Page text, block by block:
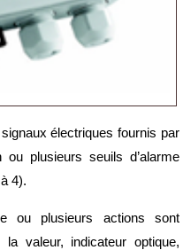
électriques fournis par
plusieurs seuils d’alarme
4).
ou plusieurs actions sont
valeur, indicateur optique,